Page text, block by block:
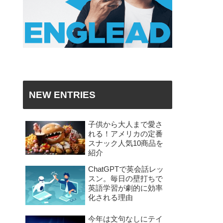
NEW ENTRIES
子供から大人まで愛さ
れる！アメリカの定番
スナック人気10商品を
紹介
ChatGPTで英会話レッ
スン。毎日の壁打ちで
英語学習が劇的に効率
化される理由
今年は文句なしにテイ